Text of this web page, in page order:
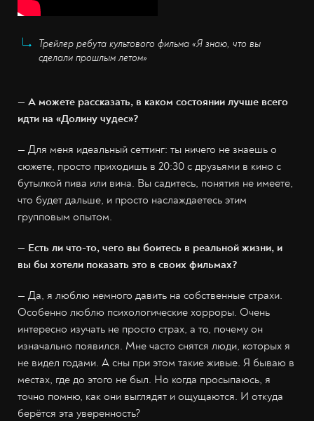
Трейлер ребута культового фильма «Я знаю, что вы
сделали прошлым летом»
— А можете рассказать, в каком состоянии лучше всего
идти на «Долину чудес»?
— Для меня идеальный сеттинг: ты ничего не знаешь о
сюжете, просто приходишь в 20:30 с друзьями в кино с
бутылкой пива или вина. Вы садитесь, понятия не имеете,
что будет дальше, и просто наслаждаетесь этим
групповым опытом.
— Есть ли что-то, чего вы боитесь в реальной жизни, и
вы бы хотели показать это в своих фильмах?
— Да, я люблю немного давить на собственные страхи.
Особенно люблю психологические хорроры. Очень
интересно изучать не просто страх, а то, почему он
изначально появился. Мне часто снятся люди, которых я
не видел годами. А сны при этом такие живые. Я бываю в
местах, где до этого не был. Но когда просыпаюсь, я
точно помню, как они выглядят и ощущаются. И откуда
берётся эта уверенность?